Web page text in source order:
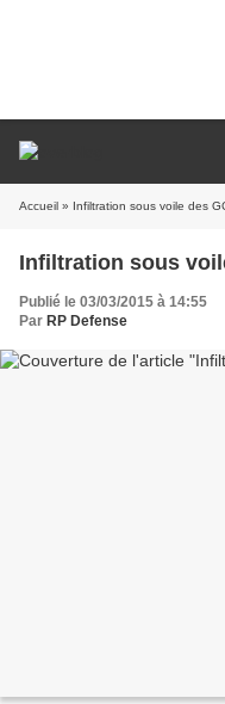
Accueil » Infiltration sous voile des
Infiltration sous
Publié le 03/03/2015 à 14:55
Par RP Defense